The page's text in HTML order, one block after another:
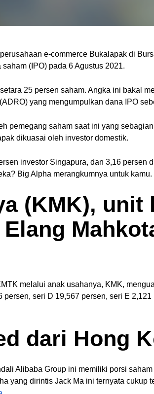
e-commerce Bukalapak di
(IPO) pada 6 Agustus 2021.
25 persen saham. Angka ini bakal
yang mengumpulkan dana IPO
pemegang saham saat ini yang
dikuasai oleh investor domestik.
investor Singapura, dan 3,16 persen
Big Alpha merangkumnya untuk kamu.
(KMK), unit
melalui anak usahanya, KMK,
seri D 19,567 persen, seri E
dari Hong
Alibaba Group ini memiliki porsi saham
yang dirintis Jack Ma ini ternyata cukup